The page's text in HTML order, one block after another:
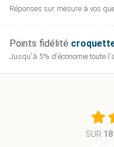
Réponses sur mesure à vos
Points fidélité
Jusqu'à 5% d'économie toute
SUR